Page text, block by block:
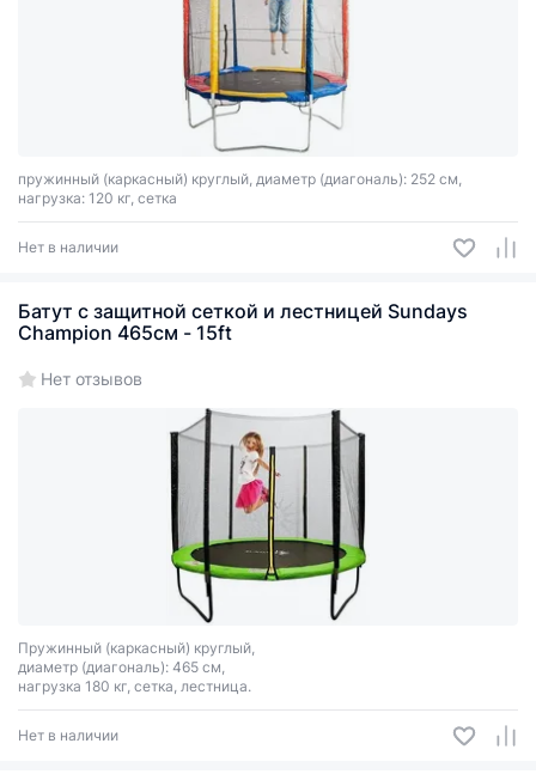
пружинный (каркасный) круглый, диаметр (диагональ): 252 см,
нагрузка: 120 кг, сетка
Нет в наличии
Батут с защитной сеткой и лестницей Sundays
Champion 465см - 15ft
Нет отзывов
Пружинный (каркасный) круглый,
диаметр (диагональ): 465 см,
нагрузка 180 кг, сетка, лестница.
Нет в наличии